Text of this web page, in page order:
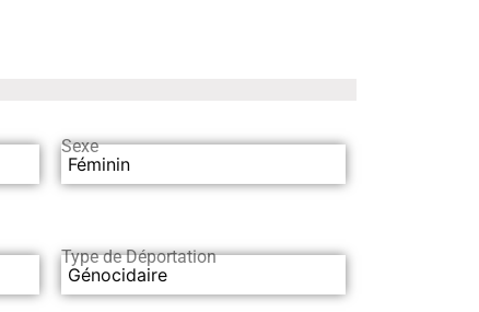
Sexe
Féminin
Type de Déportation
Génocidaire